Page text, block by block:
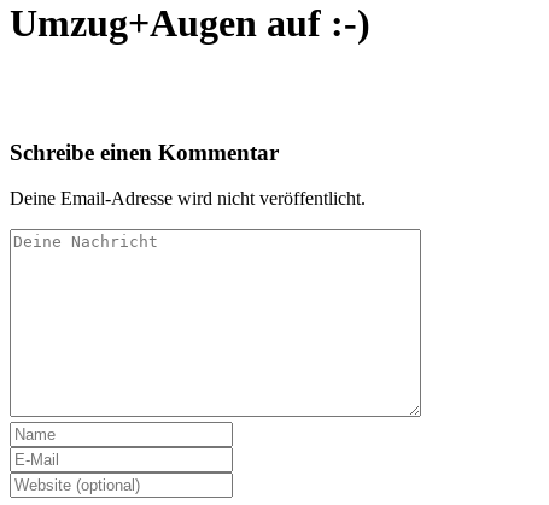
Umzug+Augen auf :-)
Schreibe einen Kommentar
Deine Email-Adresse wird nicht veröffentlicht.